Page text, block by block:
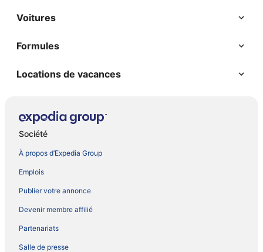
Voitures
Formules
Locations de vacances
Société
À propos d’Expedia Group
Emplois
Publier votre annonce
Devenir membre affilié
Partenariats
Salle de presse